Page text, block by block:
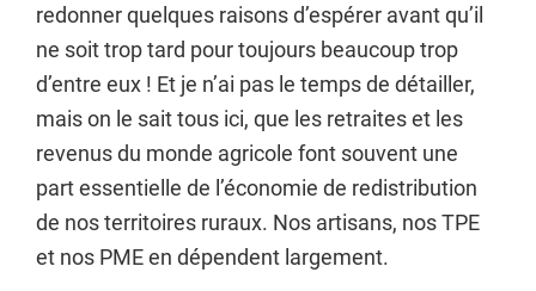
redonner quelques raisons d’espérer avant qu’il
ne soit trop tard pour toujours beaucoup trop
d’entre eux ! Et je n’ai pas le temps de détailler,
mais on le sait tous ici, que les retraites et les
revenus du monde agricole font souvent une
part essentielle de l’économie de redistribution
de nos territoires ruraux. Nos artisans, nos TPE
et nos PME en dépendent largement.